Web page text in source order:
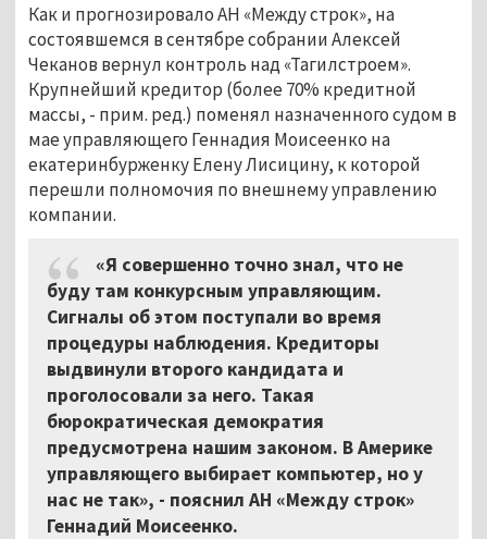
Как и прогнозировало АН «Между строк», на
состоявшемся в сентябре собрании Алексей
Чеканов вернул контроль над «Тагилстроем».
Крупнейший кредитор (более 70% кредитной
массы, - прим. ред.) поменял назначенного судом в
мае управляющего Геннадия Моисеенко на
екатеринбурженку Елену Лисицину, к которой
перешли полномочия по внешнему управлению
компании.
«Я совершенно точно знал, что не
буду там конкурсным управляющим.
Сигналы об этом поступали во время
процедуры наблюдения. Кредиторы
выдвинули второго кандидата и
проголосовали за него. Такая
бюрократическая демократия
предусмотрена нашим законом. В Америке
управляющего выбирает компьютер, но у
нас не так», - пояснил АН «Между строк»
Геннадий Моисеенко.